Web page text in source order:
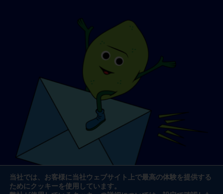
当社では、お客様に当社ウェブサイト上で最高の体験を提供する
ためにクッキーを使用しています。